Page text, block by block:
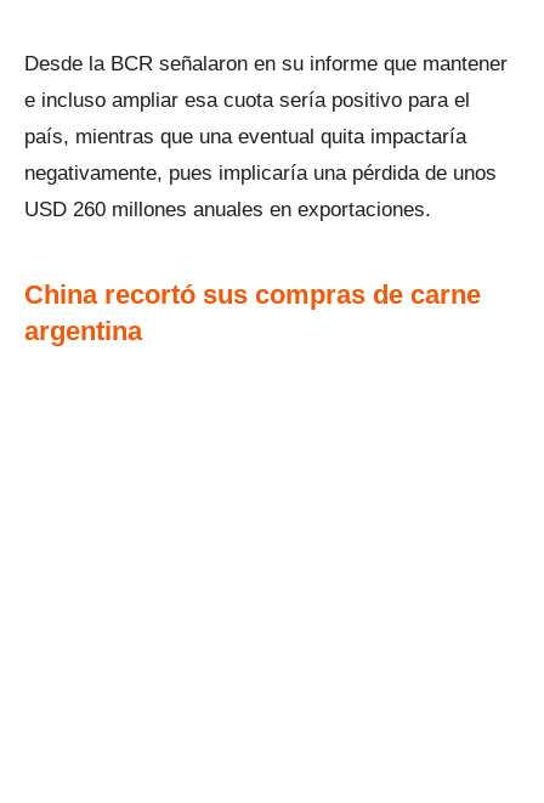
Desde la BCR señalaron en su informe que mantener
e incluso ampliar esa cuota sería positivo para el
país, mientras que una eventual quita impactaría
negativamente, pues implicaría una pérdida de unos
USD 260 millones anuales en exportaciones.
China recortó sus compras de carne
argentina